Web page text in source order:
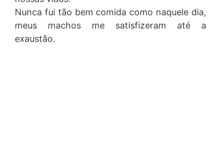
Nunca fui tão bem comida como naquele dia,
meus machos me satisfizeram até a
exaustão.